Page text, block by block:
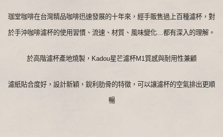
珈堂咖啡在台灣精品咖啡迅速發展的十年來，經手販售過上百種濾杯，對
於手沖咖啡濾杯的使用習慣、流速、材質、風味變化…都有深入的理解。
於高階濾杯產地燒製，Kadou星芒濾杯M1質感與耐用性兼顧
濾紙貼合度好，設計新穎，銳利肋骨的特徵，可以讓濾杯的空氣排出更順
暢